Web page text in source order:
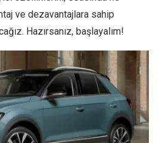
ve dezavantajlara sahip
Hazırsanız, başlayalım!